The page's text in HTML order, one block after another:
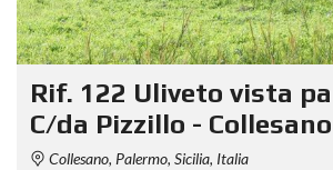
Rif. 122 Uliveto vista
C/da Pizzillo - Collesano
Collesano, Palermo, Sicilia, Italia